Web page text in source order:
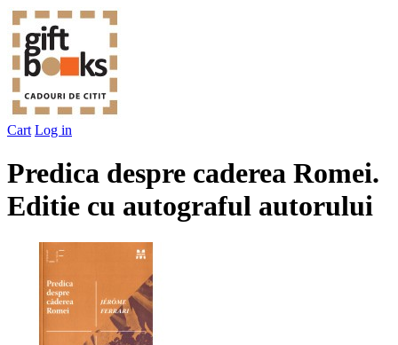
Cart Log in
Predica despre caderea Romei.
Editie cu autograful autorului